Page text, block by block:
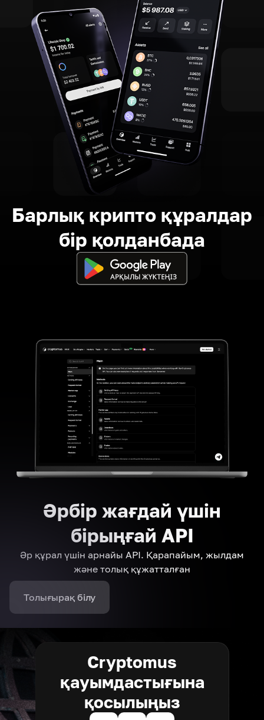
Барлық крипто құралдар
бір қолданбада
Әрбір жағдай үшін
бірыңғай API
Әр құрал үшін арнайы API. Қарапайым, жылдам
және толық құжатталған
Толығырақ білу
Cryptomus
қауымдастығына
қосылыңыз